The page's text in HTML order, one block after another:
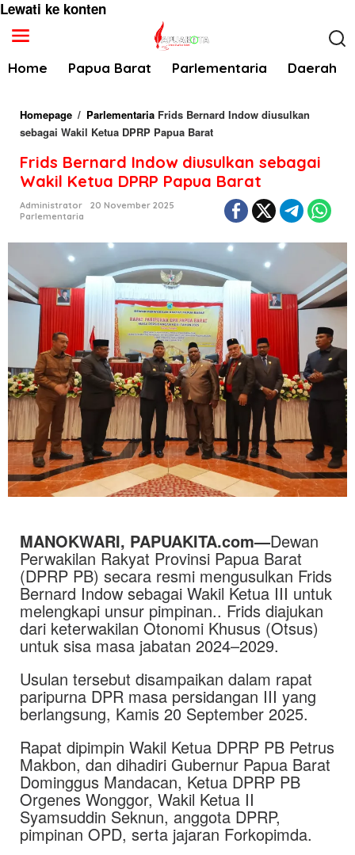
Lewati ke konten
Home Papua Barat Parlementaria Daerah
Homepage / Parlementaria Frids Bernard Indow diusulkan
sebagai Wakil Ketua DPRP Papua Barat
Frids Bernard Indow diusulkan sebagai
Wakil Ketua DPRP Papua Barat
Administrator
20 November 2025
Parlementaria
MANOKWARI, PAPUAKITA.com—Dewan
Perwakilan Rakyat Provinsi Papua Barat
(DPRP PB) secara resmi mengusulkan Frids
Bernard Indow sebagai Wakil Ketua III untuk
melengkapi unsur pimpinan.. Frids diajukan
dari keterwakilan Otonomi Khusus (Otsus)
untuk sisa masa jabatan 2024–2029.
Usulan tersebut disampaikan dalam rapat
paripurna DPR masa persidangan III yang
berlangsung, Kamis 20 September 2025.
Rapat dipimpin Wakil Ketua DPRP PB Petrus
Makbon, dan dihadiri Gubernur Papua Barat
Dominggus Mandacan, Ketua DPRP PB
Orgenes Wonggor, Wakil Ketua II
Syamsuddin Seknun, anggota DPRP,
pimpinan OPD, serta jajaran Forkopimda.